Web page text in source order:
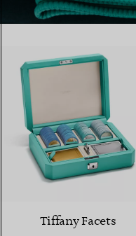
Tiffany Facets